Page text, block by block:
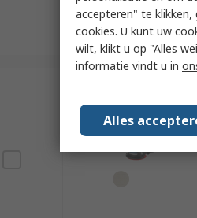
accepteren" te
cookies. U kunt uw
wilt, klikt u op "Alles
informatie vindt u in
Alles